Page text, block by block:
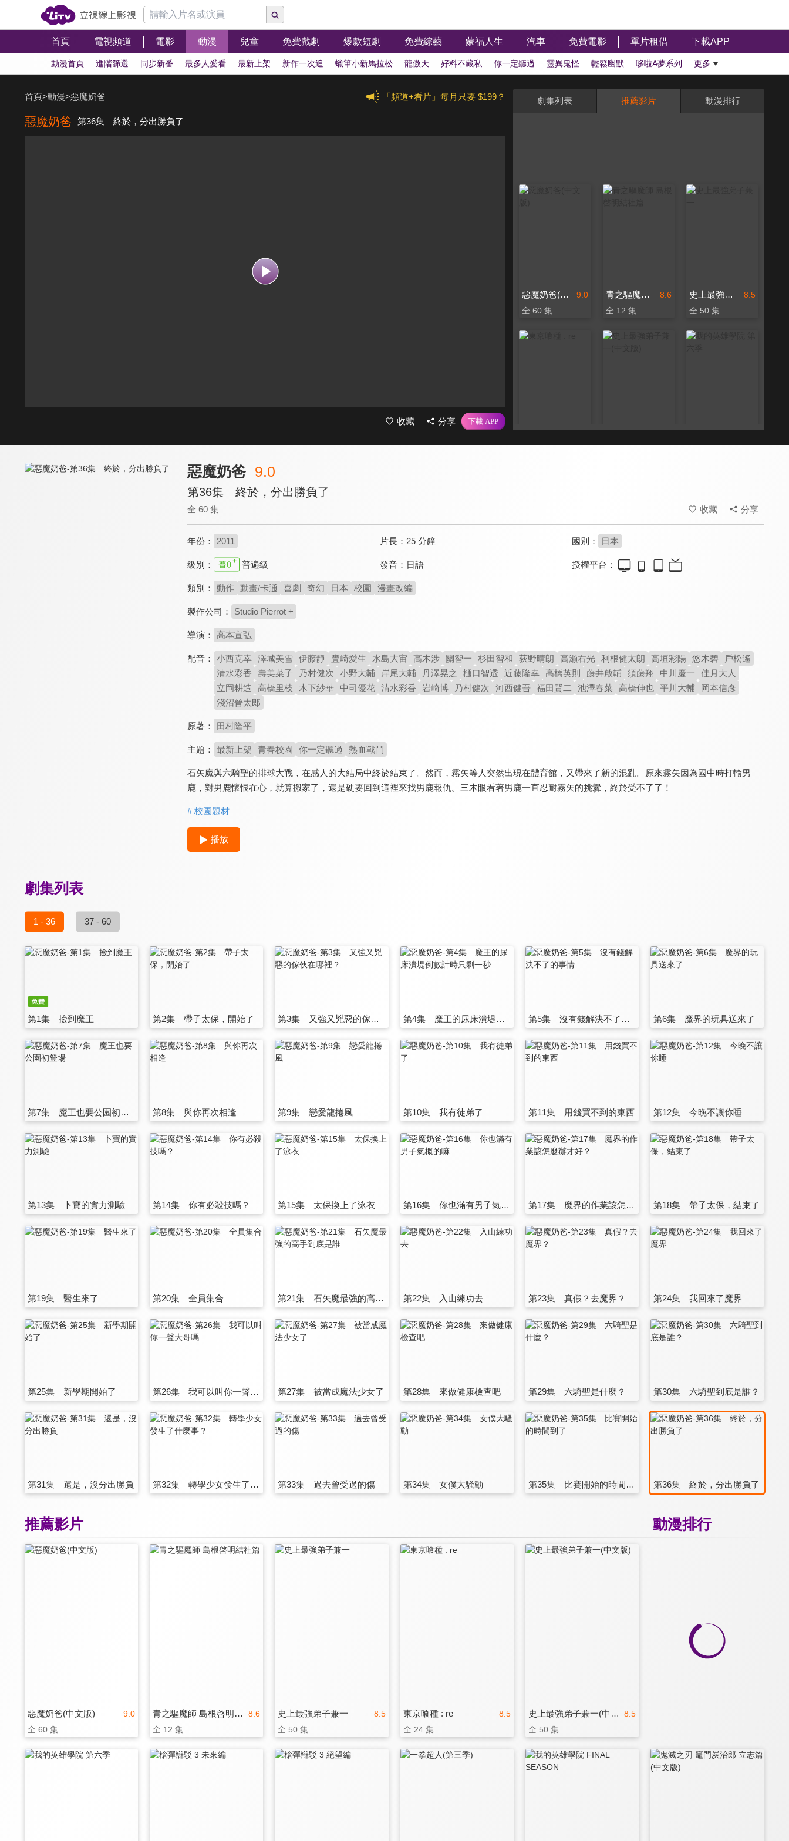
首頁 電視頻道 電影 動漫 兒童 免費戲劇 爆款短劇 免費綜藝 蒙福人生 汽車 免費電影 單片租借 下載APP
動漫首頁 進階篩選 同步新番 最多人愛看 最新上架 新作一次追 蠟筆小新馬拉松 龍傲天 好料不藏私 你一定聽過 靈異鬼怪 輕鬆幽默 哆啦A夢系列 更多
「頻道+看片」每月只要 $199？
首頁>動漫>惡魔奶爸
惡魔奶爸 第36集 終於，分出勝負了
收藏 分享
劇集列表 推薦影片 動漫排行
9.0
惡魔奶爸(中文版)
全 60 集
8.6
青之驅魔師 島根啓明結社篇
全 12 集
8.5
史上最強弟子兼一
全 50 集
惡魔奶爸 9.0
第36集 終於，分出勝負了
全 60 集 收藏 分享
年份： 2011 片長： 25 分鐘 國別： 日本
級別： 普遍級 發音： 日語 授權平台：
類別： 動作 動畫/卡通 喜劇 奇幻 日本 校園 漫畫改編
製作公司： Studio Pierrot +
導演： 高本宣弘
配音： 小西克幸 澤城美雪 伊藤靜 豐崎愛生 水島大宙 高木涉 關智一 杉田智和 荻野晴朗 高瀨右光 利根健太朗 高垣彩陽 悠木碧
戶松遙
清水彩香
壽美菜子 乃村健次 小野大輔 岸尾大輔 丹澤晃之 樋口智透 近藤隆幸 高橋英則 藤井啟輔 須藤翔 中川慶一
佳月大人
立岡耕造
高橋里枝 木下紗華 中司優花 清水彩香 岩崎博 乃村健次 河西健吾 福田賢二 池澤春菜 高橋伸也 平川大輔
岡本信彥
淺沼晉太郎
原著： 田村隆平
主題： 最新上架 青春校園 你一定聽過 熱血戰鬥
石矢魔與六騎聖的排球大戰，在感人的大結局中終於結束了。然而，霧矢等人突然出現在體育館，又帶來了新的混亂。原來霧矢因為國中時打輸男
鹿，對男鹿懷恨在心，就算搬家了，還是硬要回到這裡來找男鹿報仇。三木眼看著男鹿一直忍耐霧矢的挑釁，終於受不了了！
# 校園題材
播放
劇集列表
1 - 36 37 - 60
第1集 撿到魔王 第2集 帶子太保，開始了 第3集 又強又兇惡的傢伙在哪裡？ 第4集 魔王的尿床潰堤倒數計時只剩一秒 第5集 沒有錢解決不了的事情 第6集 魔界的玩具送來了
第7集 魔王也要公園初豋場 第8集 與你再次相逢 第9集 戀愛龍捲風 第10集 我有徒弟了 第11集 用錢買不到的東西 第12集 今晚不讓你睡
第13集 卜寶的實力測驗 第14集 你有必殺技嗎？ 第15集 太保換上了泳衣 第16集 你也滿有男子氣概的嘛 第17集 魔界的作業該怎麼辦才好？ 第18集 帶子太保，結束了
第19集 醫生來了 第20集 全員集合 第21集 石矢魔最強的高手到底是誰 第22集 入山練功去 第23集 真假？去魔界？ 第24集 我回來了魔界
第25集 新學期開始了 第26集 我可以叫你一聲大哥嗎 第27集 被當成魔法少女了 第28集 來做健康檢查吧 第29集 六騎聖是什麼？ 第30集 六騎聖到底是誰？
第31集 還是，沒分出勝負 第32集 轉學少女發生了什麼事？ 第33集 過去曾受過的傷 第34集 女僕大騷動 第35集 比賽開始的時間到了 第36集 終於，分出勝負了
動漫排行
推薦影片
9.0
惡魔奶爸(中文版)
全 60 集
8.6
青之驅魔師 島根啓明結社篇
全 12 集
8.5
史上最強弟子兼一
全 50 集
8.5
東京喰種 : re
全 24 集
8.5
史上最強弟子兼一(中文版)
全 50 集